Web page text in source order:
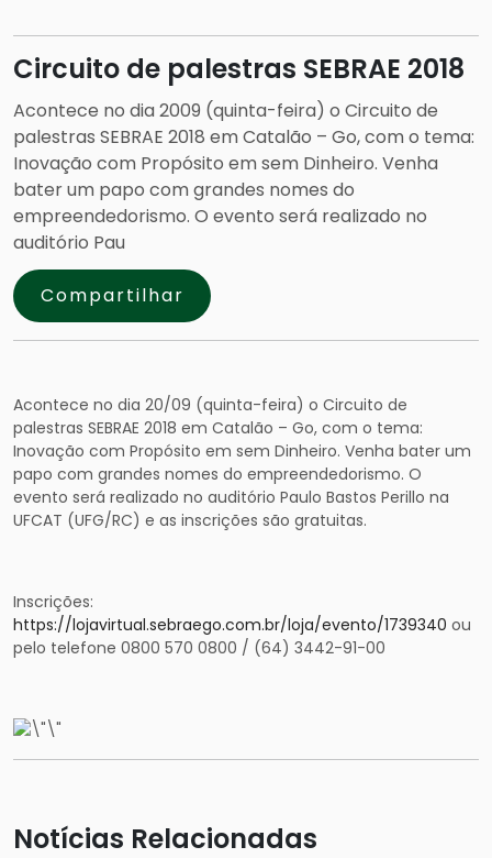
Circuito de palestras SEBRAE 2018
Acontece no dia 2009 (quinta-feira) o Circuito de
palestras SEBRAE 2018 em Catalão – Go, com o tema:
Inovação com Propósito em sem Dinheiro. Venha
bater um papo com grandes nomes do
empreendedorismo. O evento será realizado no
auditório Pau
Compartilhar
Acontece no dia 20/09 (quinta-feira) o Circuito de
palestras SEBRAE 2018 em Catalão – Go, com o tema:
Inovação com Propósito em sem Dinheiro. Venha bater um
papo com grandes nomes do empreendedorismo. O
evento será realizado no auditório Paulo Bastos Perillo na
UFCAT (UFG/RC) e as inscrições são gratuitas.
Inscrições:
https://lojavirtual.sebraego.com.br/loja/evento/1739340 ou
pelo telefone 0800 570 0800 / (64) 3442-91-00
Notícias Relacionadas